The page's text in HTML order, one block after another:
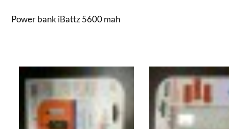
Power bank iBattz 5600 mah